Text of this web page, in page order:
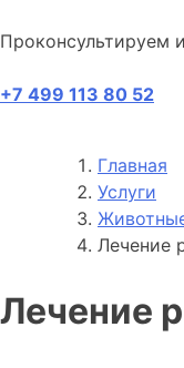
Проконсультируем
+7 499 113 80 52
Главная
Услуги
Лечение
Лечение